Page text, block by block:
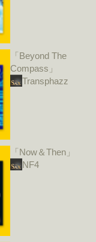
「Beyond The
Compass」
Transphazz
「Now＆Then」
NF4